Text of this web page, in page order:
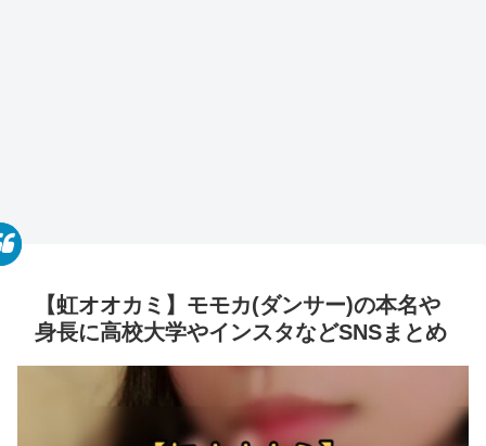
【虹オオカミ】モモカ(ダンサー)の本名や
身長に高校大学やインスタなどSNSまとめ